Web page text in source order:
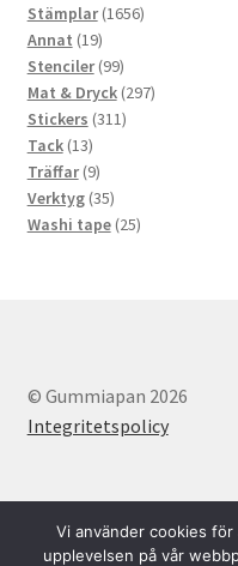
produkter
Stämplar 16561656
Annat 1919
produkter
Stenciler 9999
produkter
Mat & Dryck 297297
Stickers 311311
Tack 1313
produkter
Träffar 99
produkter
Verktyg 3535
produkter
Washi tape 2525
© Gummiapan 2026
Integritetspolicy
Vi använder cookies
upplevelsen på vår